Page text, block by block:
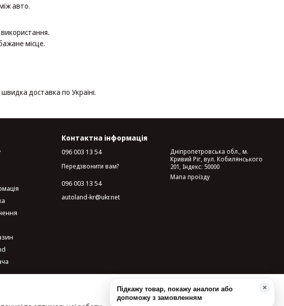
авто.
місце.
доставка по Україні.
Контактна інформація
096 003 13 54
Передзвонити вам?
096 003 13 54
autoland-kr@ukr.net
Дніпропетровська обл., м.
Кривий Ріг, вул. Кобилянського
201, Індекс: 50000
Мапа проїзду